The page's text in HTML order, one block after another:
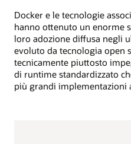
Docker e le tecnologie
hanno ottenuto un enorme
loro adozione diffusa negli
evoluto da tecnologia open
tecnicamente piuttosto
di runtime standardizzato
più grandi implementazioni